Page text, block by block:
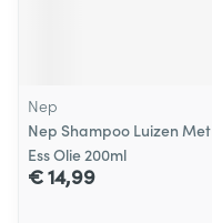
Nep
Nep Shampoo Luizen Met
Ess Olie 200ml
€ 14,99